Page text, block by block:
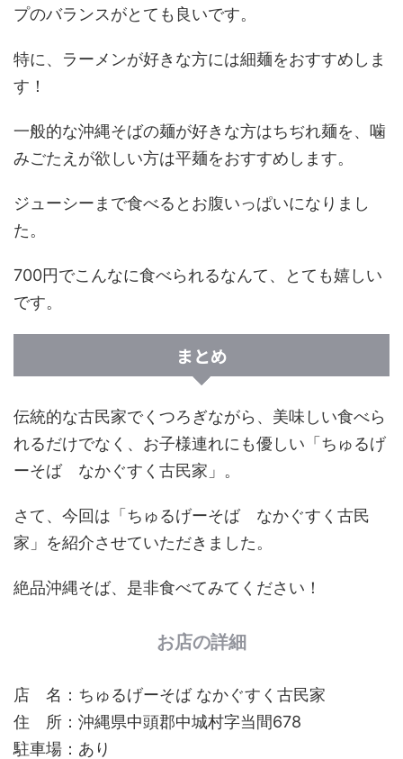
プのバランスがとても良いです。
特に、ラーメンが好きな方には細麺をおすすめしま
す！
一般的な沖縄そばの麺が好きな方はちぢれ麺を、噛
みごたえが欲しい方は平麺をおすすめします。
ジューシーまで食べるとお腹いっぱいになりまし
た。
700円でこんなに食べられるなんて、とても嬉しい
です。
まとめ
伝統的な古民家でくつろぎながら、美味しい食べら
れるだけでなく、お子様連れにも優しい「ちゅるげ
ーそば なかぐすく古民家」。
さて、今回は「ちゅるげーそば なかぐすく古民
家」を紹介させていただきました。
絶品沖縄そば、是非食べてみてください！
お店の詳細
店 名：ちゅるげーそば なかぐすく古民家
住 所：沖縄県中頭郡中城村字当間678
駐車場：あり